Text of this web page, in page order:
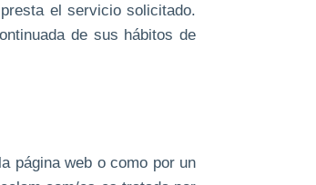
el servicio solicitado.
de sus hábitos de
página web o como por un